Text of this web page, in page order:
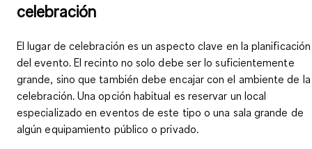
celebración
El lugar de celebración es un aspecto clave en la planificación
del evento. El recinto no solo debe ser losuficientemente
grande, sino que también debeencajar con el ambiente de la
celebración. Una opción habitual es reservar un local
especializado en eventos de este tipo o una sala grande de
algún equipamiento público o privado.